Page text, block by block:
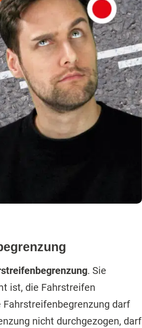
. Sie
ist, die Fahrstreifen
darf
nicht durchgezogen, darf